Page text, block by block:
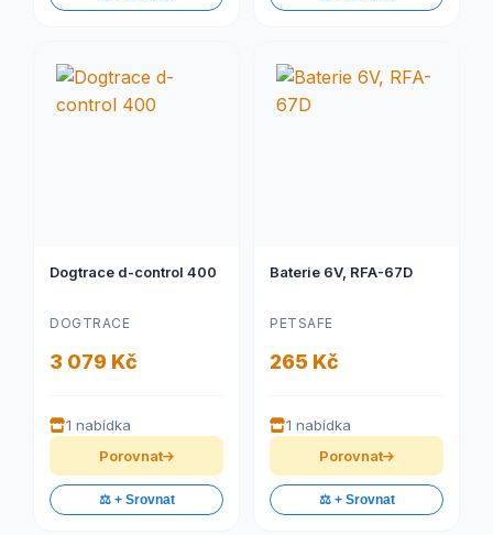
Dogtrace d-control 400
DOGTRACE
3 079 Kč
1 nabídka
Porovnat
⚖️ + Srovnat
Baterie 6V, RFA-67D
PETSAFE
265 Kč
1 nabídka
Porovnat
⚖️ + Srovnat